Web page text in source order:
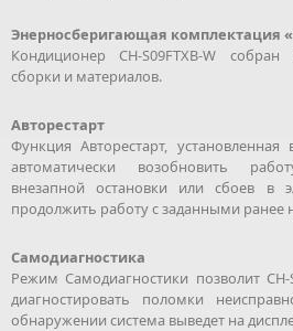
Энерносберигающая комплектация
Кондиционер CH-S09FTXB-W
сборки и материалов.
Авторестарт
Функция Авторестарт, установленная
автоматически возобновить
внезапной остановки или сбоев в
продолжить работу с заданными ранее
Самодиагностика
Режим Самодиагностики позволит CH-
диагностировать поломки
обнаружении система выведет на